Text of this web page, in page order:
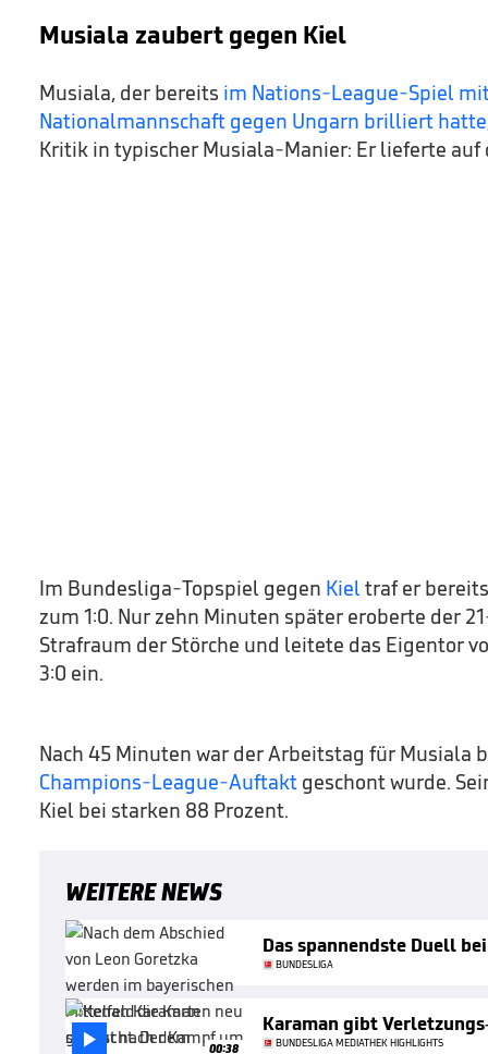
Musiala zaubert gegen Kiel
Musiala, der bereits im Nations-League-Spiel
Nationalmannschaft gegen Ungarn brilliert hatte
Kritik in typischer Musiala-Manier: Er lieferte auf
Im Bundesliga-Topspiel gegen Kieltraf er
zum 1:0. Nur zehn Minuten später eroberte der
Strafraum der Störche und leitete das Eigentor
3:0 ein.
Nach 45 Minuten war der Arbeitstag für Musiala
Champions-League-Auftakt geschont wurde.
Kiel bei starken 88 Prozent.
WEITERE NEWS
Das spannendste Duell
BUNDESLIGA
 00:38
Karaman gibt
BUNDESLIGA MEDIATHEK HIGHLIGHTS